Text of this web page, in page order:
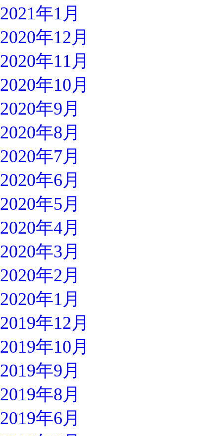
2021年1月
2020年12月
2020年11月
2020年10月
2020年9月
2020年8月
2020年7月
2020年6月
2020年5月
2020年4月
2020年3月
2020年2月
2020年1月
2019年12月
2019年10月
2019年9月
2019年8月
2019年6月